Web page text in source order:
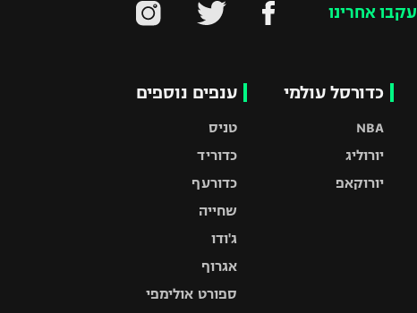
עקבו אחרינו
כדורסל עולמי
NBA
יורוליג
יורוקאפ
ענפים נוספים
טניס
כדוריד
כדורעף
שחייה
ג'ודו
אגרוף
ספורט אולימפי